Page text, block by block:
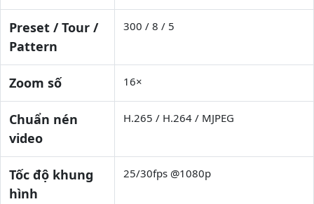
Preset / Tour /
Pattern
300 / 8 / 5
Zoom số 16×
Chuẩn nén
video
H.265 / H.264 / MJPEG
Tốc độ khung
hình
25/30fps @1080p